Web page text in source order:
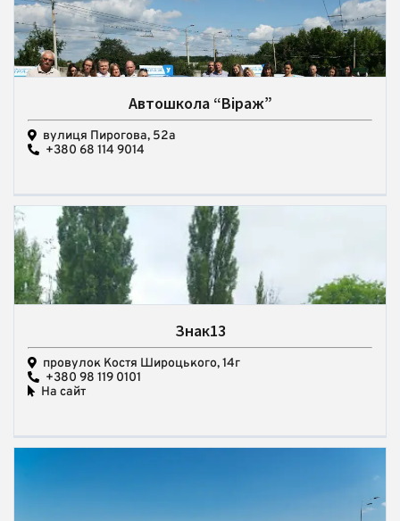
Автошкола “Віраж”
вулиця Пирогова, 52а
+380 68 114 9014
Знак13
провулок Костя Широцького, 14г
+380 98 119 0101
На сайт